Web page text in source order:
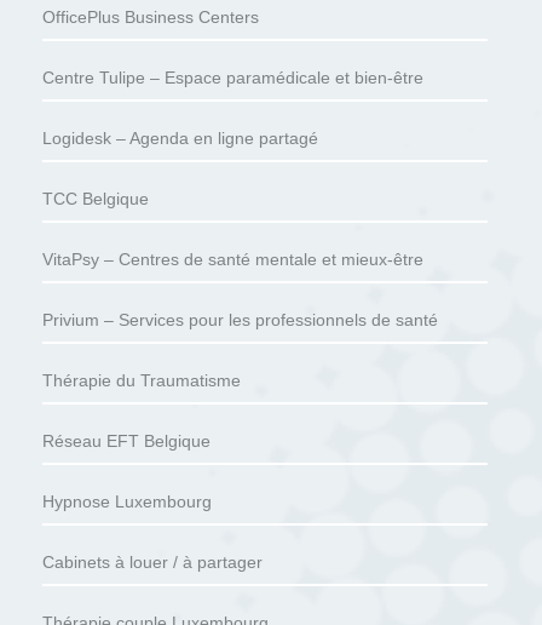
OfficePlus Business Centers
Centre Tulipe – Espace paramédicale et bien-être
Logidesk – Agenda en ligne partagé
TCC Belgique
VitaPsy – Centres de santé mentale et mieux-être
Privium – Services pour les professionnels de santé
Thérapie du Traumatisme
Réseau EFT Belgique
Hypnose Luxembourg
Cabinets à louer / à partager